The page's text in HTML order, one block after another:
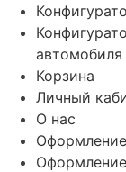
автомобиля
Корзина
Личный
О нас